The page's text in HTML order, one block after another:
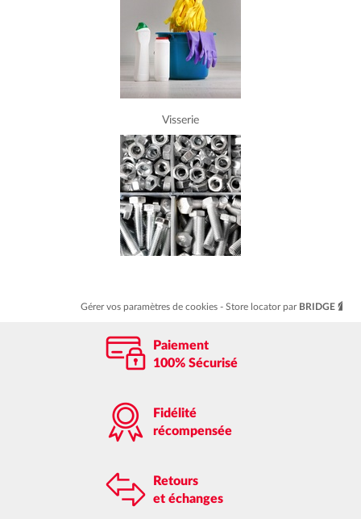
Visserie
Gérer vos paramètres de cookies Store locator par BRIDGE
Paiement
100% Sécurisé
Fidélité
récompensée
Retours
et échanges